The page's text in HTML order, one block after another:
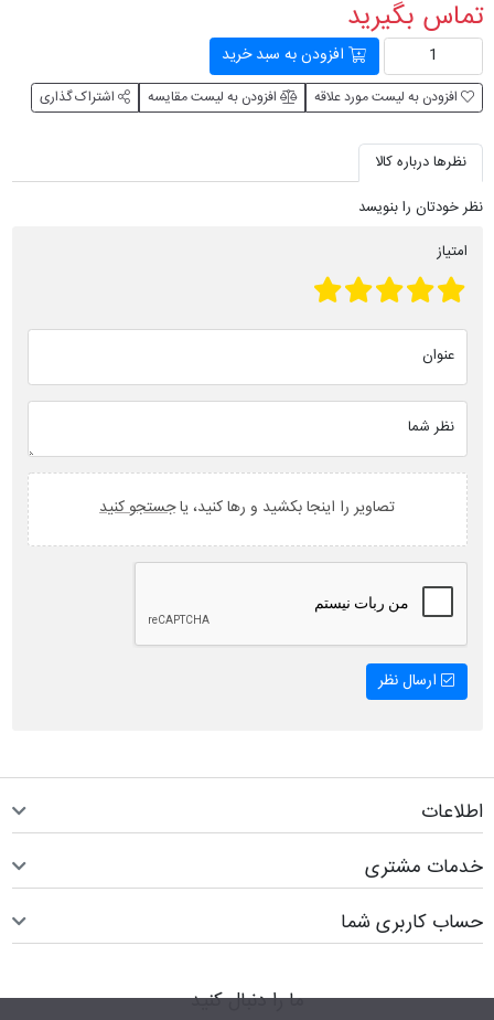
تماس بگیرید
افزودن به سبد خرید
افزودن به لیست مورد علاقه افزودن به لیست مقایسه اشتراک گذاری
نظرها درباره کالا
نظر خودتان را بنویسد
امتیاز
عنوان
نظر شما
تصاویر را اینجا بکشید و رها کنید، یاجستجو کنید
ارسال نظر
اطلاعات
خدمات مشتری
حساب کاربری شما
ما را دنبال کنید